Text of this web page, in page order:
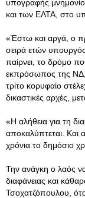
υπογραφής
και των ΕΛΤΑ, στο
«Έστω και αργά, ο
σειρά ετών
παίρνει, το δρόμο
εκπρόσωπος της ΝΔ,
τρίτο κορυφαίο
δικαστικές αρχές,
«Η αλήθεια για τη
αποκαλύπτεται. Και
χρόνια το δημόσιο
Την ανάγκη ο λαός
διαφάνειας και
Τσοχατζόπουλου,